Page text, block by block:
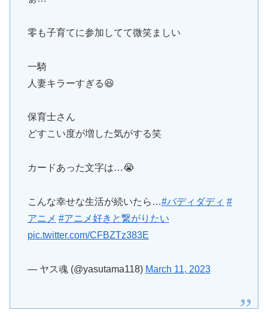
零も子育てに参加してて微笑ましい
一騎
人妻キラーすぎる😆
保育士さん
どすこい度が増した気がする笑
カードあった文字は…😭
こんな幸せな生活が続いたら…#バディダディ #
アニメ #アニメ好きと繋がりたい
pic.twitter.com/CFBZTz383E
— ヤス魂 (@yasutama118) March 11, 2023